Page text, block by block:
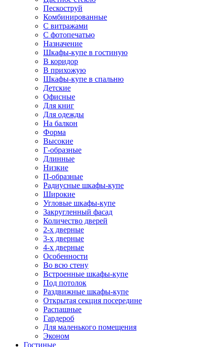
Пескоструй
Комбинированные
С витражами
С фотопечатью
Назначение
Шкафы-купе в гостиную
В коридор
В прихожую
Шкафы-купе в спальню
Детские
Офисные
Для книг
Для одежды
На балкон
Форма
Высокие
Г-образные
Длинные
Низкие
П-образные
Радиусные шкафы-купе
Широкие
Угловые шкафы-купе
Закругленный фасад
Количество дверей
2-х дверные
3-х дверные
4-х дверные
Особенности
Во всю стену
Встроенные шкафы-купе
Под потолок
Раздвижные шкафы-купе
Открытая секция посередине
Распашные
Гардероб
Для маленького помещения
Эконом
Гостиные